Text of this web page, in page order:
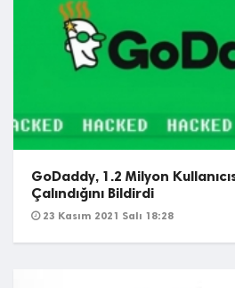
GoDaddy, 1.2 Milyon
Çalındığını Bildirdi
23 Kasım 2021 Salı 18:28